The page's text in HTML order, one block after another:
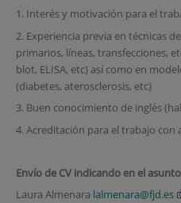
1. Interés y motivación para el
2. Experiencia previa en técnicas
primarios, líneas, transfecciones,
blot, ELISA, etc) así como en
(diabetes, aterosclerosis, etc)
3. Buen conocimiento de inglés
4. Acreditación para el trabajo
Envío de CV indicando en el
Laura Almenara lalmenara@fjd.es